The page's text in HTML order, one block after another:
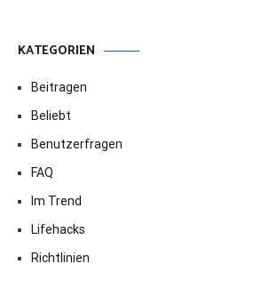
KATEGORIEN
Beitragen
Beliebt
Benutzerfragen
FAQ
Im Trend
Lifehacks
Richtlinien